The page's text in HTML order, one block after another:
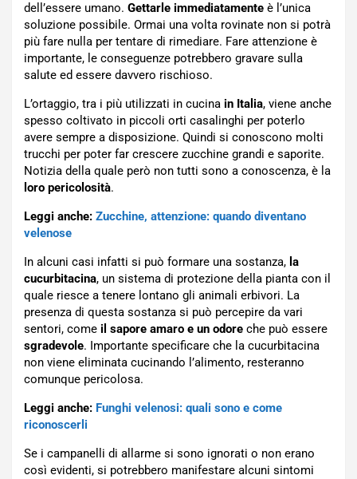
dell’essere umano. Gettarle immediatamente è l’unica
soluzione possibile. Ormai una volta rovinate non si potrà
più fare nulla per tentare di rimediare. Fare attenzione è
importante, le conseguenze potrebbero gravare sulla
salute ed essere davvero rischioso.
L’ortaggio, tra i più utilizzati in cucina in Italia, viene anche
spesso coltivato in piccoli orti casalinghi per poterlo
avere sempre a disposizione. Quindi si conoscono molti
trucchi per poter far crescere zucchine grandi e saporite.
Notizia della quale però non tutti sono a conoscenza, è la
loro pericolosità.
Leggi anche: Zucchine, attenzione: quando diventano
velenose
In alcuni casi infatti si può formare una sostanza, la
cucurbitacina, un sistema di protezione della pianta con il
quale riesce a tenere lontano gli animali erbivori. La
presenza di questa sostanza si può percepire da vari
sentori, come il sapore amaro e un odore che può essere
sgradevole. Importante specificare che la cucurbitacina
non viene eliminata cucinando l’alimento, resteranno
comunque pericolosa.
Leggi anche: Funghi velenosi: quali sono e come
riconoscerli
Se i campanelli di allarme si sono ignorati o non erano
così evidenti, si potrebbero manifestare alcuni sintomi